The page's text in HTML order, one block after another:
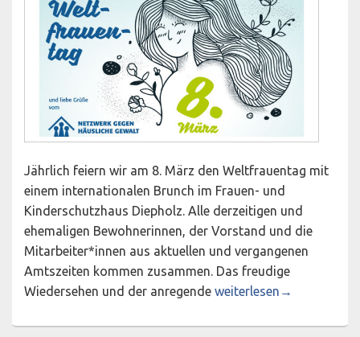
Jährlich feiern wir am 8. März den Weltfrauentag mit
einem internationalen Brunch im Frauen- und
Kinderschutzhaus Diepholz. Alle derzeitigen und
ehemaligen Bewohnerinnen, der Vorstand und die
Mitarbeiter*innen aus aktuellen und vergangenen
Amtszeiten kommen zusammen. Das freudige
Wiedersehen und der anregende Herzlichen
weiterlesen →